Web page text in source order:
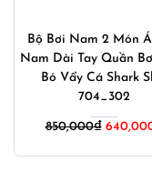
Bộ Bơi Nam 2 Món
Nam Dài Tay Quần
Bó Vẩy Cá Shark
704_302
850,000₫